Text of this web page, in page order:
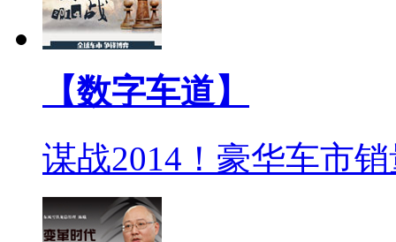
【数字车道】
谋战2014！豪华车市